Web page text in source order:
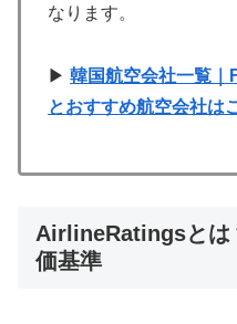
なります。
▶ 韓国航空会社一覧
とおすすめ航空会社は
AirlineRatingsとは
価基準